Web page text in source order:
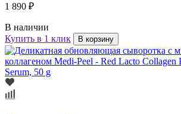
1 890 ₽
В наличии
Купить в 1 клик
В корзину